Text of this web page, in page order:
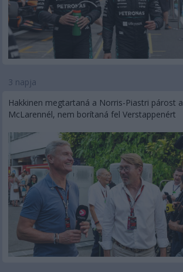
3 napja
Hakkinen megtartaná a Norris-Piastri párost a
McLarennél, nem borítaná fel Verstappenért